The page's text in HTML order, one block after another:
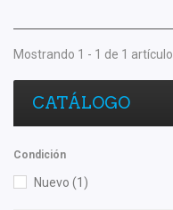
Mostrando 1 - 1 de 1 artículo
CATÁLOGO
Condición
Nuevo (1)